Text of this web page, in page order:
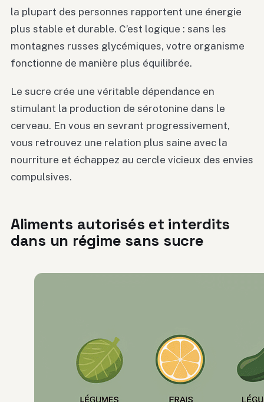
la plupart des personnes rapportent une énergie
plus stable et durable. C’est logique : sans les
montagnes russes glycémiques, votre organisme
fonctionne de manière plus équilibrée.
Le sucre crée une véritable dépendance en
stimulant la production de sérotonine dans le
cerveau. En vous en sevrant progressivement,
vous retrouvez une relation plus saine avec la
nourriture et échappez au cercle vicieux des envies
compulsives.
Aliments autorisés et interdits
dans un régime sans sucre